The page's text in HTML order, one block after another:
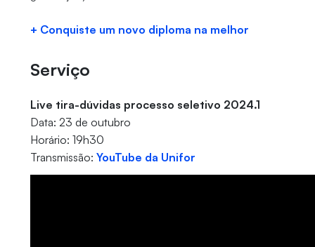
+ Conquiste um novo diploma na melhor
Serviço
Live tira-dúvidas processo seletivo 2024.1
Data: 23 de outubro
Horário: 19h30
Transmissão: YouTube da Unifor